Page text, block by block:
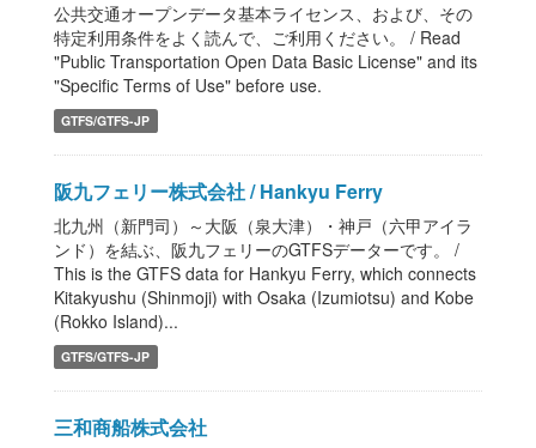
公共交通オープンデータ基本ライセンス、および、その
特定利用条件をよく読んで、ご利用ください。 / Read
"Public Transportation Open Data Basic License" and its
"Specific Terms of Use" before use.
GTFS/GTFS-JP
阪九フェリー株式会社 / Hankyu Ferry
北九州（新門司）～大阪（泉大津）・神戸（六甲アイラ
ンド）を結ぶ、阪九フェリーのGTFSデーターです。 /
This is the GTFS data for Hankyu Ferry, which connects
Kitakyushu (Shinmoji) with Osaka (Izumiotsu) and Kobe
(Rokko Island)...
GTFS/GTFS-JP
三和商船株式会社